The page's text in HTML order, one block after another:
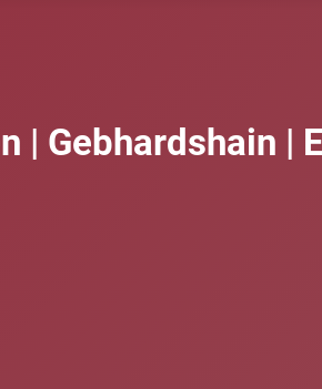
| Gebhardshain |